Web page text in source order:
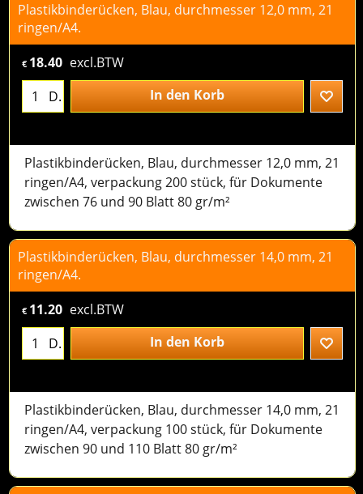
Plastikbinderücken, Blau, durchmesser 12,0 mm, 21
ringen/A4.
€ 18.40 excl.BTW
D.
In den Korb
Plastikbinderücken, Blau, durchmesser 12,0 mm, 21
ringen/A4, verpackung 200 stück, für Dokumente
zwischen 76 und 90 Blatt 80 gr/m²
Plastikbinderücken, Blau, durchmesser 14,0 mm, 21
ringen/A4.
€ 11.20 excl.BTW
D.
In den Korb
Plastikbinderücken, Blau, durchmesser 14,0 mm, 21
ringen/A4, verpackung 100 stück, für Dokumente
zwischen 90 und 110 Blatt 80 gr/m²